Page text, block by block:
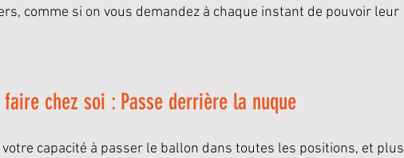
comme si on vous demandez à chaque instant de pouvoir leur
chez soi : Passe derrière la nuque
capacité à passer le ballon dans toutes les positions, et plus